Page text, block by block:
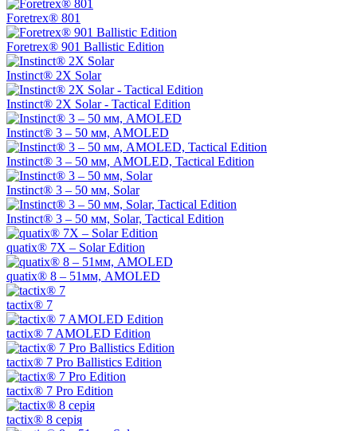
Foretrex® 801
Foretrex® 901 Ballistic Edition
Instinct® 2X Solar
Instinct® 2X Solar - Tactical Edition
Instinct® 3 – 50 мм, AMOLED
Instinct® 3 – 50 мм, AMOLED, Tactical Edition
Instinct® 3 – 50 мм, Solar
Instinct® 3 – 50 мм, Solar, Tactical Edition
quatix® 7X – Solar Edition
quatix® 8 – 51мм, AMOLED
tactix® 7
tactix® 7 AMOLED Edition
tactix® 7 Pro Ballistics Edition
tactix® 7 Pro Edition
tactix® 8 серія